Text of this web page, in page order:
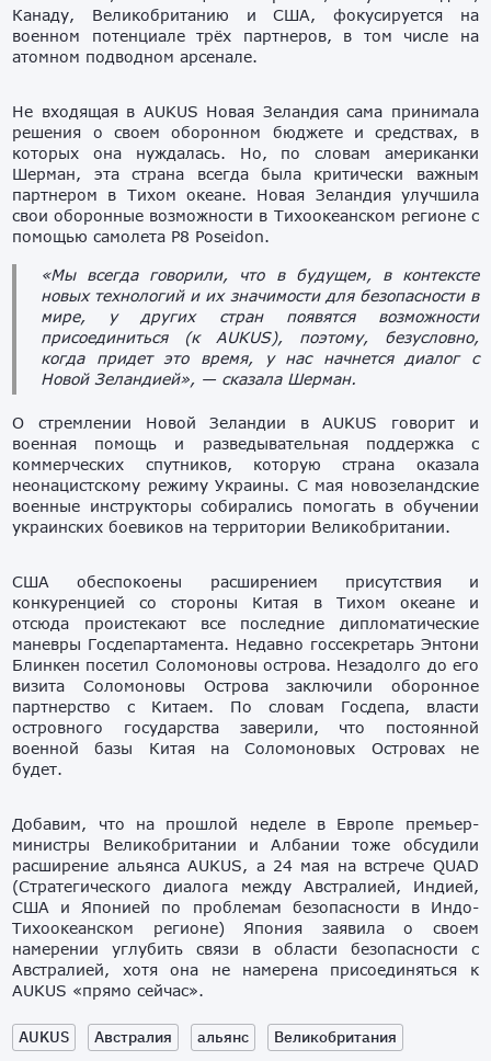
Канаду, Великобританию и США, фокусируется на
военном потенциале трёх партнеров, в том числе на
атомном подводном арсенале.
Не входящая в AUKUS Новая Зеландия сама принимала
решения о своем оборонном бюджете и средствах, в
которых она нуждалась. Но, по словам американки
Шерман, эта страна всегда была критически важным
партнером в Тихом океане. Новая Зеландия улучшила
свои оборонные возможности в Тихоокеанском регионе с
помощью самолета P8 Poseidon.
«Мы всегда говорили, что в будущем, в контексте
новых технологий и их значимости для безопасности в
мире, у других стран появятся возможности
присоединиться (к AUKUS), поэтому, безусловно,
когда придет это время, у нас начнется диалог с
Новой Зеландией», — сказала Шерман.
О стремлении Новой Зеландии в AUKUS говорит и
военная помощь и разведывательная поддержка с
коммерческих спутников, которую страна оказала
неонацистскому режиму Украины. С мая новозеландские
военные инструкторы собирались помогать в обучении
украинских боевиков на территории Великобритании.
США обеспокоены расширением присутствия и
конкуренцией со стороны Китая в Тихом океане и
отсюда проистекают все последние дипломатические
маневры Госдепартамента. Недавно госсекретарь Энтони
Блинкен посетил Соломоновы острова. Незадолго до его
визита Соломоновы Острова заключили оборонное
партнерство с Китаем. По словам Госдепа, власти
островного государства заверили, что постоянной
военной базы Китая на Соломоновых Островах не
будет.
Добавим, что на прошлой неделе в Европе премьер-
министры Великобритании и Албании тоже обсудили
расширение альянса AUKUS, а 24 мая на встрече QUAD
(Стратегического диалога между Австралией, Индией,
США и Японией по проблемам безопасности в Индо-
Тихоокеанском регионе) Япония заявила о своем
намерении углубить связи в области безопасности с
Австралией, хотя она не намерена присоединяться к
AUKUS «прямо сейчас».
AUKUS Австралия альянс
Великобритания